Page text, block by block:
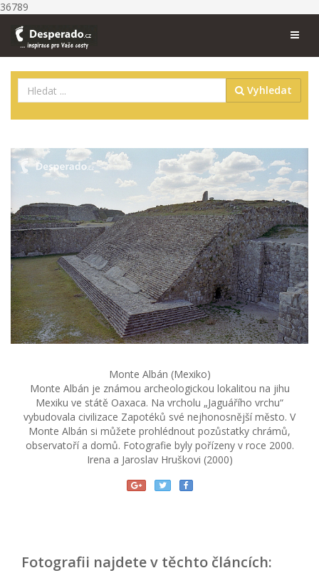
36789
Vyhledat
Monte Albán (Mexiko)
Monte Albán je známou archeologickou lokalitou na jihu
Mexiku ve státě Oaxaca. Na vrcholu „Jaguářího vrchu“
vybudovala civilizace Zapotéků své nejhonosnější město. V
Monte Albán si můžete prohlédnout pozůstatky chrámů,
observatoří a domů. Fotografie byly pořízeny v roce 2000.
Irena a Jaroslav Hruškovi (2000)
Fotografii najdete v těchto článcích: